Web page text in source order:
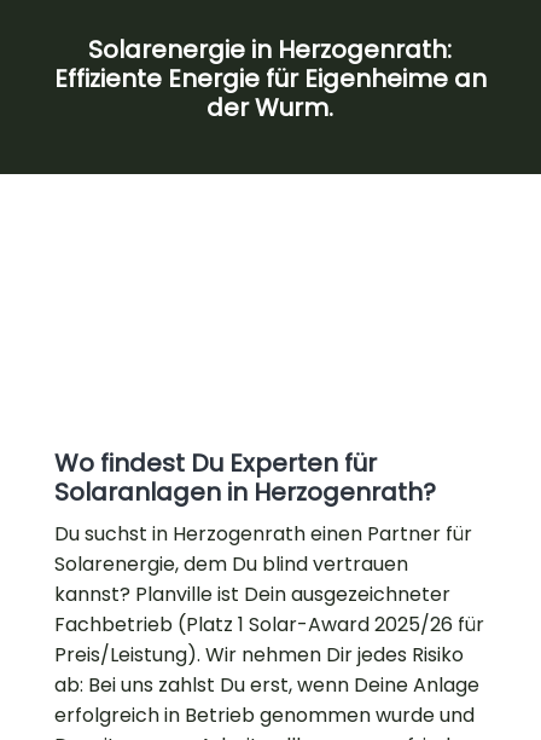
Solarenergie in Herzogenrath:
Effiziente Energie für Eigenheime an
der Wurm.
Wo findest Du Experten für
Solaranlagen in Herzogenrath?
Du suchst in Herzogenrath einen Partner für
Solarenergie, dem Du blind vertrauen
kannst? Planville ist Dein ausgezeichneter
Fachbetrieb (Platz 1 Solar-Award 2025/26 für
Preis/Leistung). Wir nehmen Dir jedes Risiko
ab: Bei uns zahlst Du erst, wenn Deine Anlage
erfolgreich in Betrieb genommen wurde und